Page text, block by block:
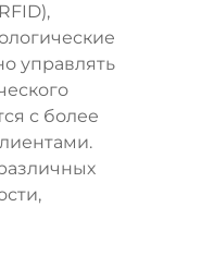
управлять
с более